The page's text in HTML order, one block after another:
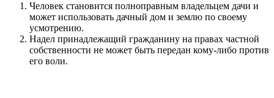
Человек становится полноправным владельцем дачи и
может использовать дачный дом и землю по своему
усмотрению.
Надел принадлежащий гражданину на правах частной
собственности не может быть передан кому-либо против
его воли.